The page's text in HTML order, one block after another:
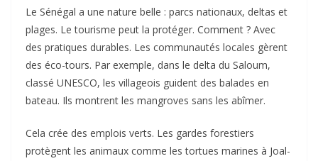
Le Sénégal a une nature belle : parcs nationaux, deltas et
plages. Le tourisme peut la protéger. Comment ? Avec
des pratiques durables. Les communautés locales gèrent
des éco-tours. Par exemple, dans le delta du Saloum,
classé UNESCO, les villageois guident des balades en
bateau. Ils montrent les mangroves sans les abîmer.
Cela crée des emplois verts. Les gardes forestiers
protègent les animaux comme les tortues marines à Joal-